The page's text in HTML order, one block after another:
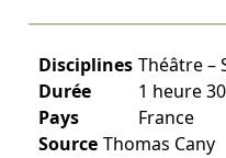
Disciplines Théâtre –
Durée
1 heure 30
Pays
France
Source Thomas Cany